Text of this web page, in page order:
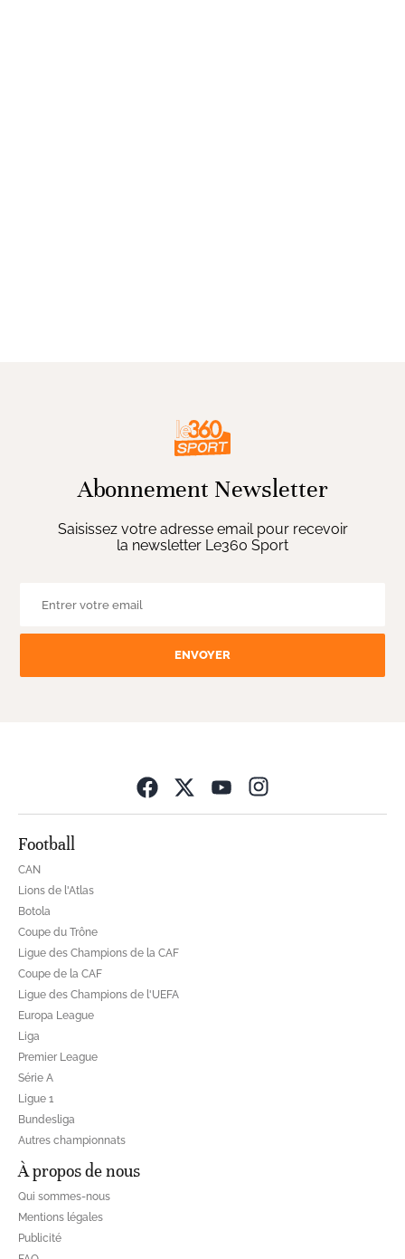
Abonnement Newsletter
Saisissez votre adresse email pour recevoir
la newsletter Le360 Sport
ENVOYER
Football
CAN
Lions de l'Atlas
Botola
Coupe du Trône
Ligue des Champions de la CAF
Coupe de la CAF
Ligue des Champions de l'UEFA
Europa League
Liga
Premier League
Série A
Ligue 1
Bundesliga
Autres championnats
À propos de nous
Qui sommes-nous
Mentions légales
Publicité